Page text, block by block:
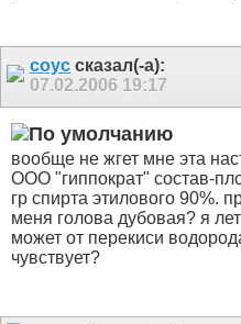
соус сказал(-а):
07.02.2006 19:17
вообще не жгет мне эта
ООО "гиппократ" состав-
гр спирта этилового 90%.
меня голова дубовая? я
может от перекиси
чувствует?